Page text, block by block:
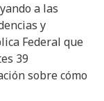
a las
y
Federal que
39
sobre cómo